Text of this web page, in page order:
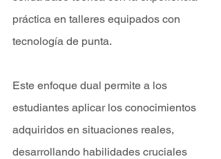
práctica en talleres equipados con
tecnología de punta.
Este enfoque dual permite a los
estudiantes aplicar los conocimientos
adquiridos en situaciones reales,
desarrollando habilidades cruciales